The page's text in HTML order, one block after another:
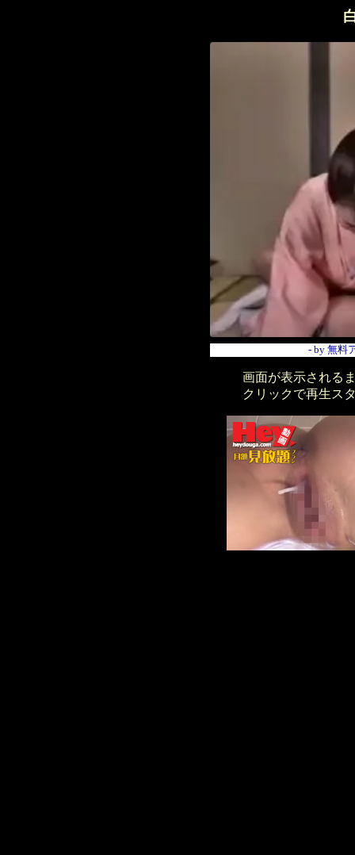
画面が表示される
クリックで再生ス